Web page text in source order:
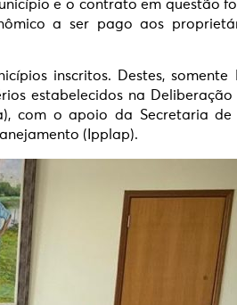
e o contrato em questão
a ser pago aos
inscritos. Destes,
estabelecidos na Deliberação
com o apoio da Secretaria
(Ipplap).